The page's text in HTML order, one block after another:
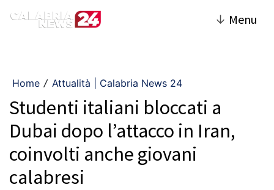
↓ Menu
Home / Attualità | Calabria News 24
Studenti italiani bloccati a
Dubai dopo l’attacco in Iran,
coinvolti anche giovani
calabresi